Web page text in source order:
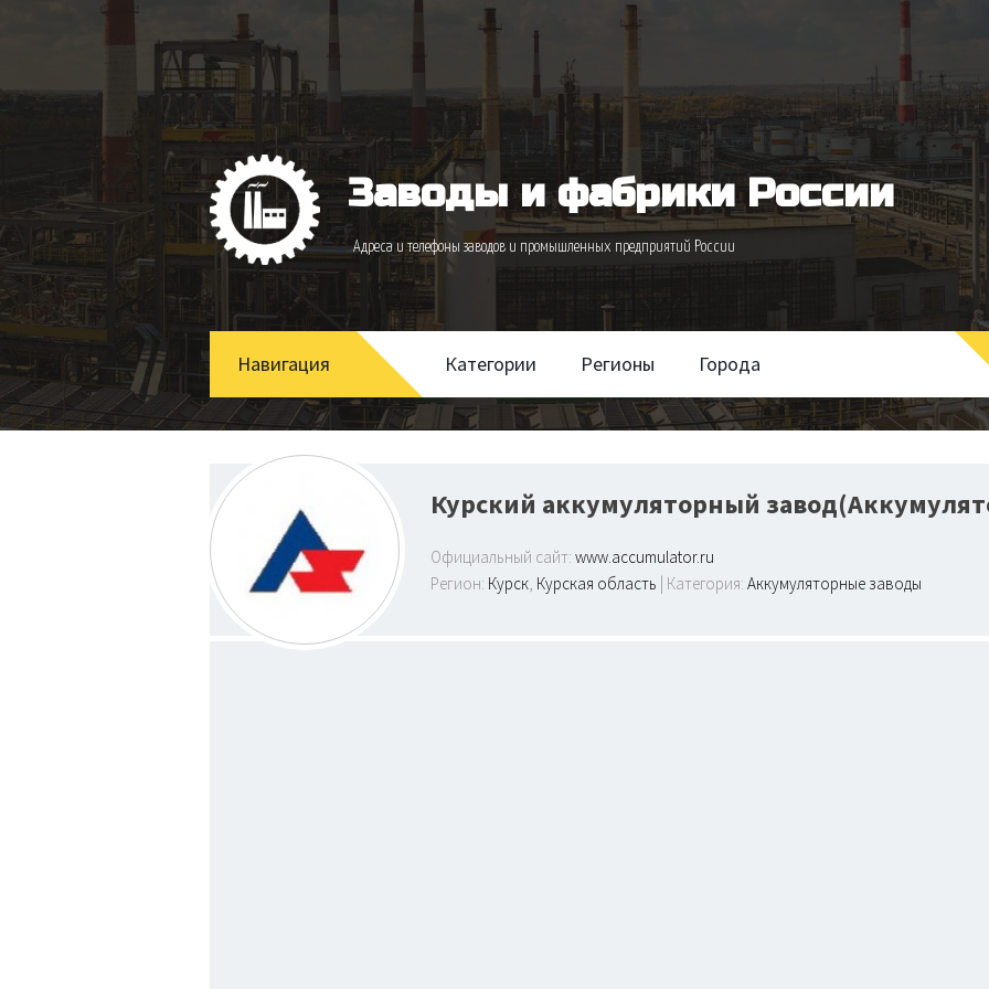
Заводы и фабрики России
Адреса и телефоны заводов и промышленных предприятий России
Навигация Категории Регионы Города
Курский аккумуляторный
Официальный сайт: www.accumulator.ru
Регион: Курск, Курская область | Категория: Аккумуляторные заводы